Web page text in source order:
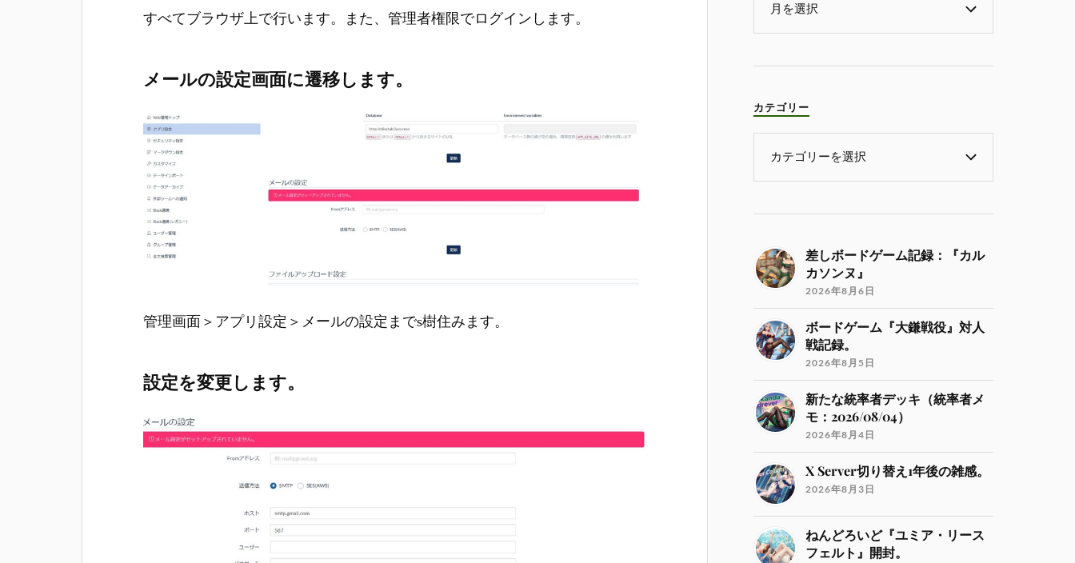
すべてブラウザ上で行います。また、管理者権限でログインします。
メールの設定画面に遷移します。
管理画面＞アプリ設定＞メールの設定までs樹住みます。
設定を変更します。
カテゴリー
差しボードゲーム記録：『カル
カソンヌ』
2026年8月6日
ボードゲーム『大鎌戦役』対人
戦記録。
2026年8月5日
新たな統率者デッキ（統率者メ
モ：2026/08/04）
2026年8月4日
X Server切り替え1年後の雑感。
2026年8月3日
ねんどろいど『ユミア・リース
フェルト』開封。